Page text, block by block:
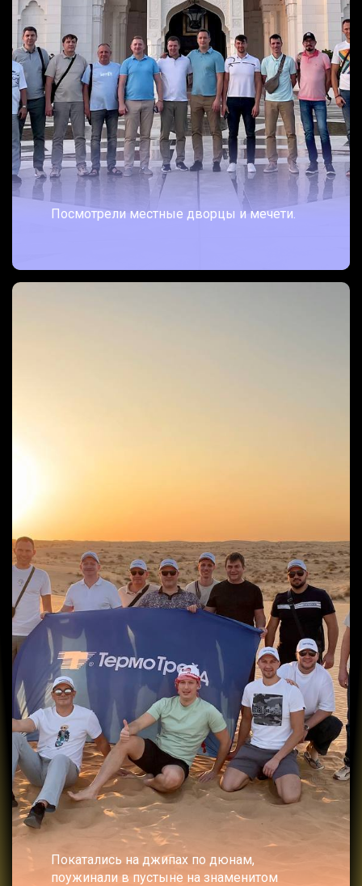
Посмотрели местные дворцы и мечети.
Покатались на джипах по дюнам,
поужинали в пустыне на знаменитом